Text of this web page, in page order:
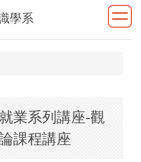
學系
業系列講座-觀
課程講座